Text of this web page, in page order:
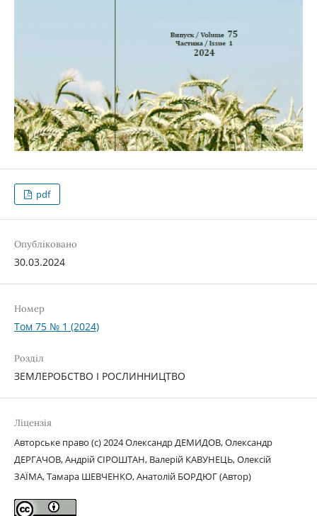
pdf
Опубліковано
30.03.2024
Номер
Том 75 № 1 (2024)
Розділ
ЗЕМЛЕРОБСТВО І РОСЛИННИЦТВО
Ліцензія
Авторське право (c) 2024 Олександр ДЕМИДОВ, Олександр
ДЕРГАЧОВ, Андрій СІРОШТАН, Валерій КАВУНЕЦЬ, Олексій
ЗАЇМА, Тамара ШЕВЧЕНКО, Анатолій БОРДЮГ (Автор)